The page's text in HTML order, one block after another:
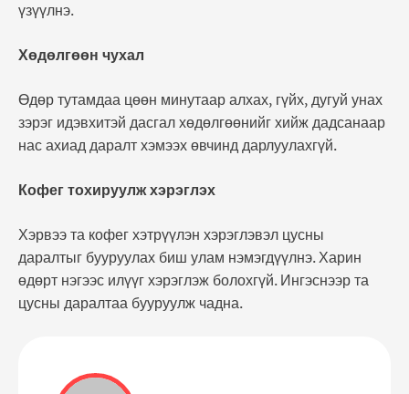
үзүүлнэ.
Хөдөлгөөн чухал
Өдөр тутамдаа цөөн минутаар алхах, гүйх, дугуй унах
зэрэг идэвхитэй дасгал хөдөлгөөнийг хийж дадсанаар
нас ахиад даралт хэмээх өвчинд дарлуулахгүй.
Кофег тохируулж хэрэглэх
Хэрвээ та кофег хэтрүүлэн хэрэглэвэл цусны
даралтыг бууруулах биш улам нэмэгдүүлнэ. Харин
өдөрт нэгээс илүүг хэрэглэж болохгүй. Ингэснээр та
цусны даралтаа бууруулж чадна.